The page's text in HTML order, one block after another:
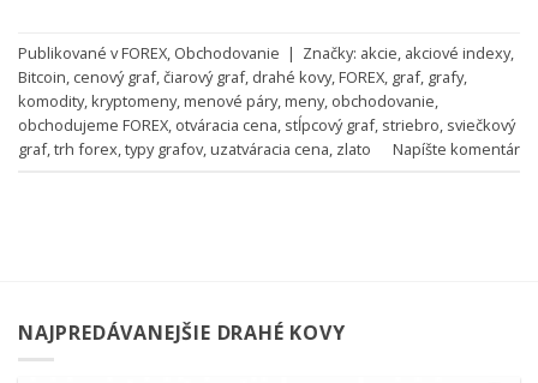
Publikované vFOREX, Obchodovanie | Značky: akcie, akciové indexy,
Bitcoin, cenový graf,čiarový graf, drahé kovy,FOREX, graf, grafy,
komodity,kryptomeny,menové páry,meny, obchodovanie,
obchodujeme FOREX, otváracia cena, stĺpcový graf, striebro, sviečkový
graf,trh forex,typy grafov,uzatváracia cena, zlato Napíšte komentár
NAJPREDÁVANEJŠIE DRAHÉ KOVY